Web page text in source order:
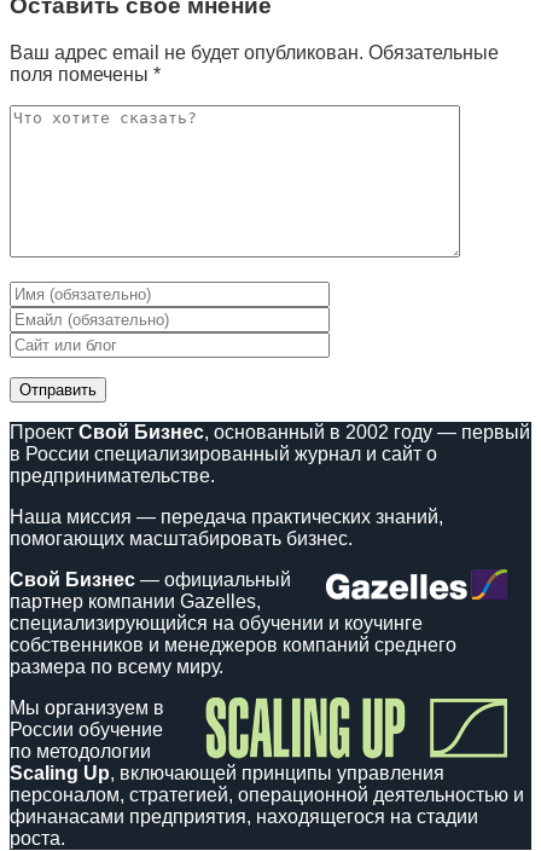
Оставить свое мнение
Ваш адрес email не будет опубликован. Обязательные
поля помечены *
Проект Свой Бизнес, основанный в 2002 году — первый
в России специализированный журнал и сайт о
предпринимательстве.
Наша миссия — передача практических знаний,
помогающих масштабировать бизнес.
Свой Бизнес — официальный
партнер компании Gazelles,
специализирующийся на обучении и коучинге
собственников и менеджеров компаний среднего
размера по всему миру.
Мы организуем в
России обучение
по методологии
Scaling Up, включающей принципы управления
персоналом, стратегией, операционной деятельностью и
финанасами предприятия, находящегося на стадии
роста.